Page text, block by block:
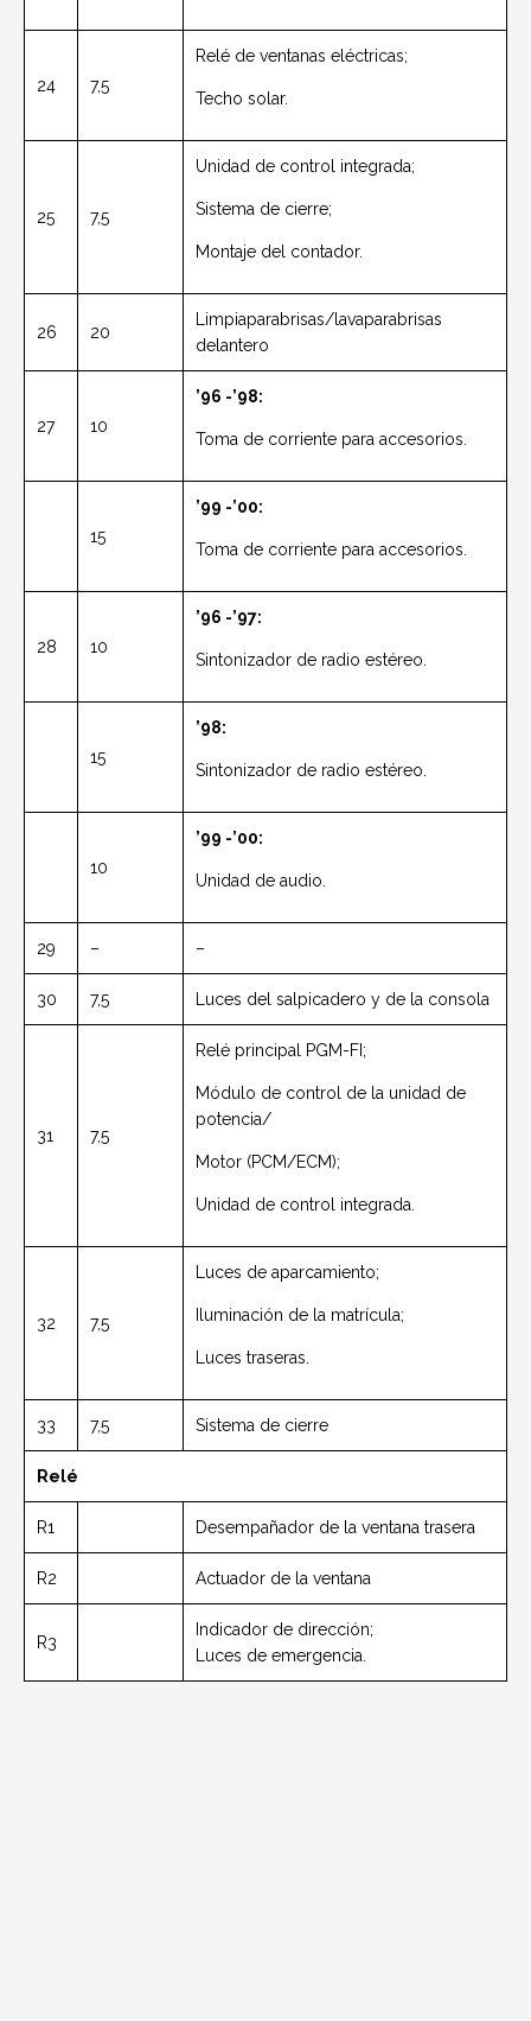
24 7,5
Relé de ventanas eléctricas;
Techo solar.
25 7,5
Unidad de control integrada;
Sistema de cierre;
Montaje del contador.
26 20
Limpiaparabrisas/lavaparabrisas
delantero
27 10
’96 -’98:
Toma de corriente para accesorios.
15
’99 -’00:
Toma de corriente para accesorios.
28 10
’96 -’97:
Sintonizador de radio estéreo.
15
’98:
Sintonizador de radio estéreo.
10
’99 -’00:
Unidad de audio.
29 – –
30 7,5 Luces del salpicadero y de la consola
31 7,5
Relé principal PGM-FI;
Módulo de control de la unidad de
potencia/
Motor (PCM/ECM);
Unidad de control integrada.
32 7,5
Luces de aparcamiento;
Iluminación de la matrícula;
Luces traseras.
33 7,5 Sistema de cierre
Relé
R1 Desempañador de la ventana trasera
R2 Actuador de la ventana
R3
Indicador de dirección;
Luces de emergencia.